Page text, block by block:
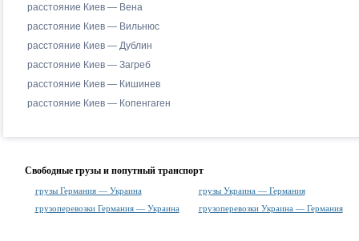
расстояние Киев — Вена
расстояние Киев — Вильнюс
расстояние Киев — Дублин
расстояние Киев — Загреб
расстояние Киев — Кишинев
расстояние Киев — Копенгаген
Свободные грузы и попутный транспорт
грузы Германия — Украина
грузы Украина — Германия
грузоперевозки Германия — Украина
грузоперевозки Украина — Германия